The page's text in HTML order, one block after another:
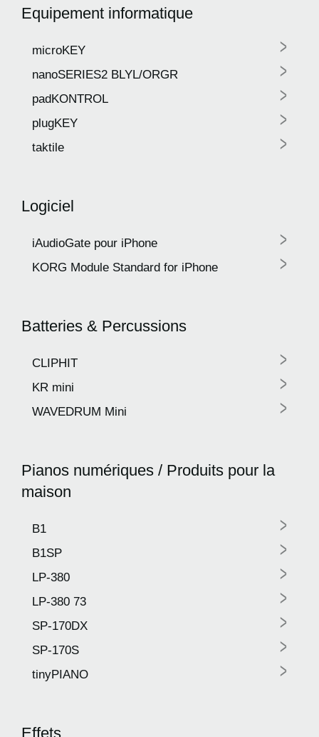
Equipement informatique
microKEY >
nanoSERIES2 BLYL/ORGR >
padKONTROL >
plugKEY >
taktile >
Logiciel
iAudioGate pour iPhone >
KORG Module Standard for iPhone >
Batteries & Percussions
CLIPHIT >
KR mini >
WAVEDRUM Mini >
Pianos numériques / Produits pour la
maison
B1 >
B1SP >
LP-380 >
LP-380 73 >
SP-170DX >
SP-170S >
tinyPIANO >
Effets